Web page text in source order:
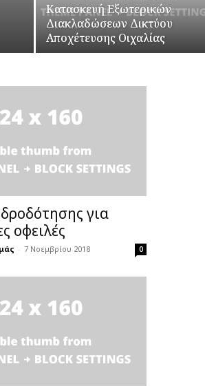
Κατασκευή Εξωτερικών
Διακλαδώσεων Δικτύου
Αποχέτευσης Οιχαλίας
για
οφειλές
- 7 Νοεμβρίου 2018 0